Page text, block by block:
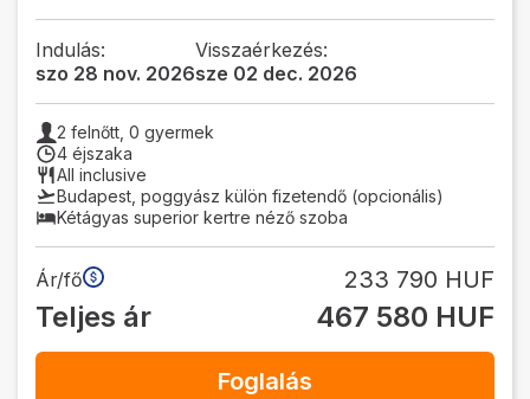
Indulás:
szo 28 nov. 2026
Visszaérkezés:
sze 02 dec. 2026
2 felnőtt, 0 gyermek
4 éjszaka
All inclusive
Budapest poggyász külön fizetendő (opcionális)
Kétágyas superior kertre néző szoba
Ár/fő 233 790 HUF
Teljes ár 467 580 HUF
Foglalás